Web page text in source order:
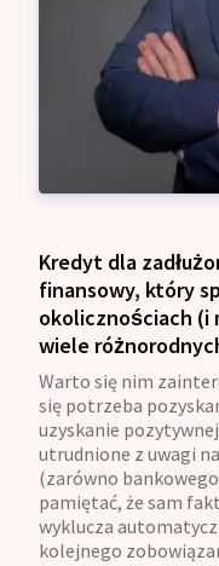
Kredyt dla
finansowy, który
okolicznościach (i
wiele
Warto się nim
się potrzeba
uzyskanie
utrudnione z uwagi
(zarówno
pamiętać, że sam
wyklucza
kolejnego